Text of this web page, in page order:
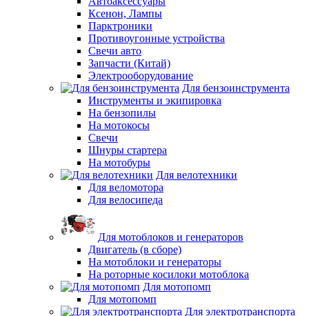
Ксенон, Лампы
Парктроники
Противоугонные устройства
Свечи авто
Запчасти (Китай)
Электрооборудование
Для бензоинструмента
Инструменты и экипировка
На бензопилы
На мотокосы
Свечи
Шнуры стартера
На мотобуры
Для велотехники
Для веломотора
Для велосипеда
Для мотоблоков и генераторов
Двигатель (в сборе)
На мотоблоки и генераторы
На роторные косилоки мотоблока
Для мотопомп
Для мотопомп
Для электротранспорта